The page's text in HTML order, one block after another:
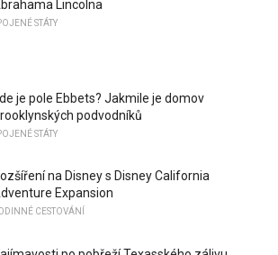
Lincolna
STÁTY
je pole Ebbets? Jakmile je domov
podvodníků
STÁTY
na Disney s Disney California
Expansion
CESTOVÁNÍ